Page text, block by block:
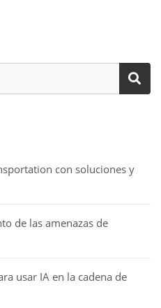
con soluciones y
de las amenazas de
usar IA en la cadena de